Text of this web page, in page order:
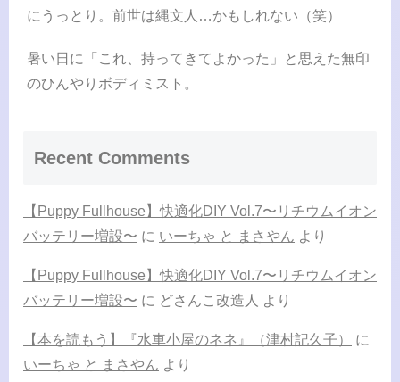
にうっとり。前世は縄文人…かもしれない（笑）
暑い日に「これ、持ってきてよかった」と思えた無印
のひんやりボディミスト。
Recent Comments
【Puppy Fullhouse】快適化DIY Vol.7〜リチウムイオン
バッテリー増設〜 に いーちゃ と まさやん より
【Puppy Fullhouse】快適化DIY Vol.7〜リチウムイオン
バッテリー増設〜 に どさんこ改造人 より
【本を読もう】『水車小屋のネネ』（津村記久子）
に
いーちゃ と まさやん より